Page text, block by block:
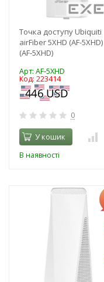
Точка доступу Ubiquiti
airFiber 5XHD (AF-5XHD)
(AF‑5XHD)
Арт: AF‑5XHD
Код: 223414
0
У кошик
В наявності